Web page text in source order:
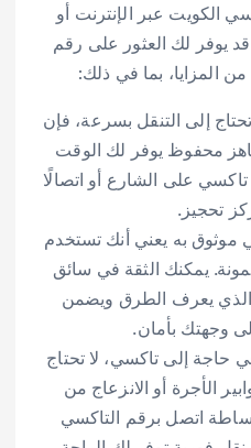
الكويت عبر الإنترنت أو
يوفر لك العثور على رقم
المزايا، بما في ذلك:
إلى التنقل بسرعة، فإن
محفوظ يوفر لك الوقت
على الشارع أو اتصالًا
تحجيز.
موثوق به يعني أنك تستخدم
يمكنك الثقة في سائق
يعرف الطرق ويضمن
وجهتك بأمان.
حاجة إلى تاكسي، لا تحتاج
الأجرة أو الانزعاج من
اتصل برقم التاكسي